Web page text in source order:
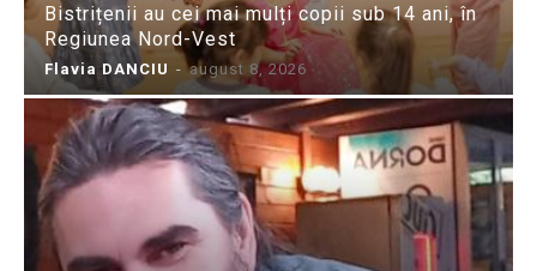
Bistrițenii au cei mai mulți copii sub 14 ani, în
Regiunea Nord-Vest
Flavia DANCIU - august 8, 2026